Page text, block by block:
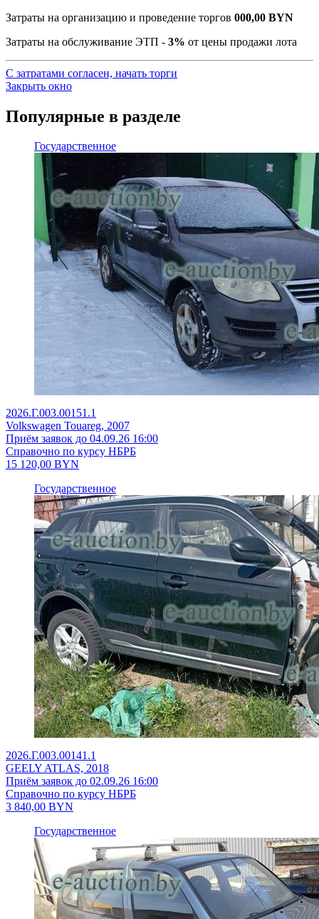
Затраты на организацию и проведение торгов 000,00 BYN
Затраты на обслуживание ЭТП - 3% от цены продажи лота
С затратами согласен, начать торги
Закрыть окно
Популярные в разделе
Государственное
2026.Г.003.00151.1
Volkswagen Touareg, 2007
Приём заявок до 04.09.26 16:00
Справочно по курсу НБРБ
15 120,00 BYN
Государственное
2026.Г.003.00141.1
GEELY ATLAS, 2018
Приём заявок до 02.09.26 16:00
Справочно по курсу НБРБ
3 840,00 BYN
Государственное